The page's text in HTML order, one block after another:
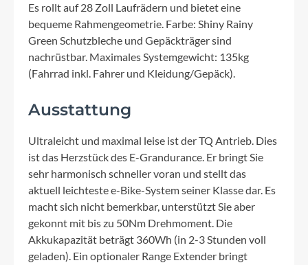
Es rollt auf 28 Zoll Laufrädern und bietet eine
bequeme Rahmengeometrie. Farbe: Shiny Rainy
Green Schutzbleche und Gepäckträger sind
nachrüstbar. Maximales Systemgewicht: 135kg
(Fahrrad inkl. Fahrer und Kleidung/Gepäck).
Ausstattung
Ultraleicht und maximal leise ist der TQ Antrieb. Dies
ist das Herzstück des E-Grandurance. Er bringt Sie
sehr harmonisch schneller voran und stellt das
aktuell leichteste e-Bike-System seiner Klasse dar. Es
macht sich nicht bemerkbar, unterstützt Sie aber
gekonnt mit bis zu 50Nm Drehmoment. Die
Akkukapazität beträgt 360Wh (in 2-3 Stunden voll
geladen). Ein optionaler Range Extender bringt